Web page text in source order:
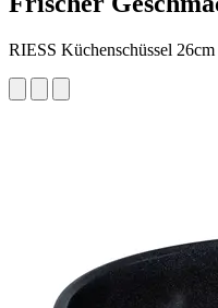
RIESS Küchenschüssel 26cm